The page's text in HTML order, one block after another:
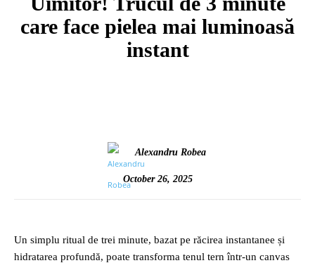
care face pielea mai luminoasă
instant
Alexandru Robea
October 26, 2025
Un simplu ritual de trei minute, bazat pe răcirea instantanee și
hidratarea profundă, poate transforma tenul tern într-un canvas